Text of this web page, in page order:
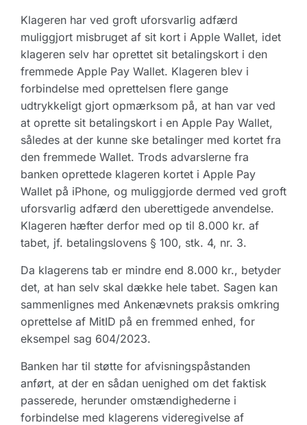
Klageren har ved groft uforsvarlig adfærd
muliggjort misbruget af sit kort i Apple Wallet, idet
klageren selv har oprettet sit betalingskort i den
fremmede Apple Pay Wallet. Klageren blev i
forbindelse med oprettelsen flere gange
udtrykkeligt gjort opmærksom på, at han var ved
at oprette sit betalingskort i en Apple Pay Wallet,
således at der kunne ske betalinger med kortet fra
den fremmede Wallet. Trods advarslerne fra
banken oprettede klageren kortet i Apple Pay
Wallet på iPhone, og muliggjorde dermed ved groft
uforsvarlig adfærd den uberettigede anvendelse.
Klageren hæfter derfor med op til 8.000 kr. af
tabet, jf. betalingslovens § 100, stk. 4, nr. 3.
Da klagerens tab er mindre end 8.000 kr., betyder
det, at han selv skal dække hele tabet. Sagen kan
sammenlignes med Ankenævnets praksis omkring
oprettelse af MitID på en fremmed enhed, for
eksempel sag 604/2023.
Banken har til støtte for afvisningspåstanden
anført, at der en sådan uenighed om det faktisk
passerede, herunder omstændighederne i
forbindelse med klagerens videregivelse af